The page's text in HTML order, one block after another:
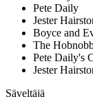
Pete Daily
Jester
Boyce and
The
Pete Daily's
Jester
Säveltäjä